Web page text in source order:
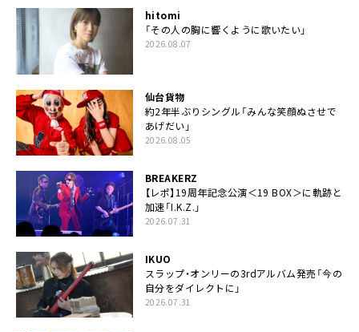
hitomi
「その人の胸に響くように歌いたい」
2026.08.07
仙台貨物
約2年半ぶりシングル「みんな笑顔ぬさせで
あげだい」
2026.08.05
BREAKERZ
【レポ】19周年記念公演＜19 BOX＞に軌跡と
加速「I.K.Z.」
2026.07.31
IKUO
スラップ・オンリーの3rdアルバム発売「今の
自分をダイレクトに」
2026.07.31